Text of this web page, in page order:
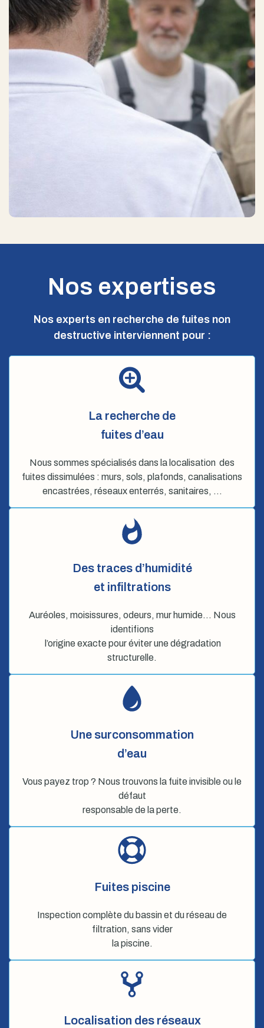
Nos expertises
Nos experts en recherche de fuites non
destructive interviennent pour :
La recherche de
fuites d’eau
Nous sommes spécialisés dans la localisation des
fuites dissimulées : murs, sols, plafonds, canalisations
encastrées, réseaux enterrés, sanitaires, …
Des traces d’humidité
et infiltrations
Auréoles, moisissures, odeurs, mur humide… Nous
identifions
l’origine exacte pour éviter une dégradation
structurelle.
Une surconsommation
d’eau
Vous payez trop ? Nous trouvons la fuite invisible ou le
défaut
responsable de la perte.
Fuites piscine
Inspection complète du bassin et du réseau de
filtration, sans vider
la piscine.
Localisation des réseaux